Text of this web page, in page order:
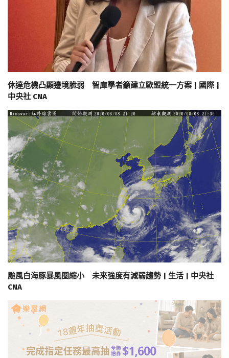
休達危機凸顯邊境脆弱 智庫學者籲建立歐盟統一方案 | 國際 |
中央社 CNA
颱風白海豚暴風圈縮小 未來強度有減弱趨勢 | 生活 | 中央社
CNA